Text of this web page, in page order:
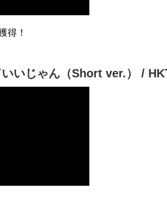
いいじゃん（Short ver.） /